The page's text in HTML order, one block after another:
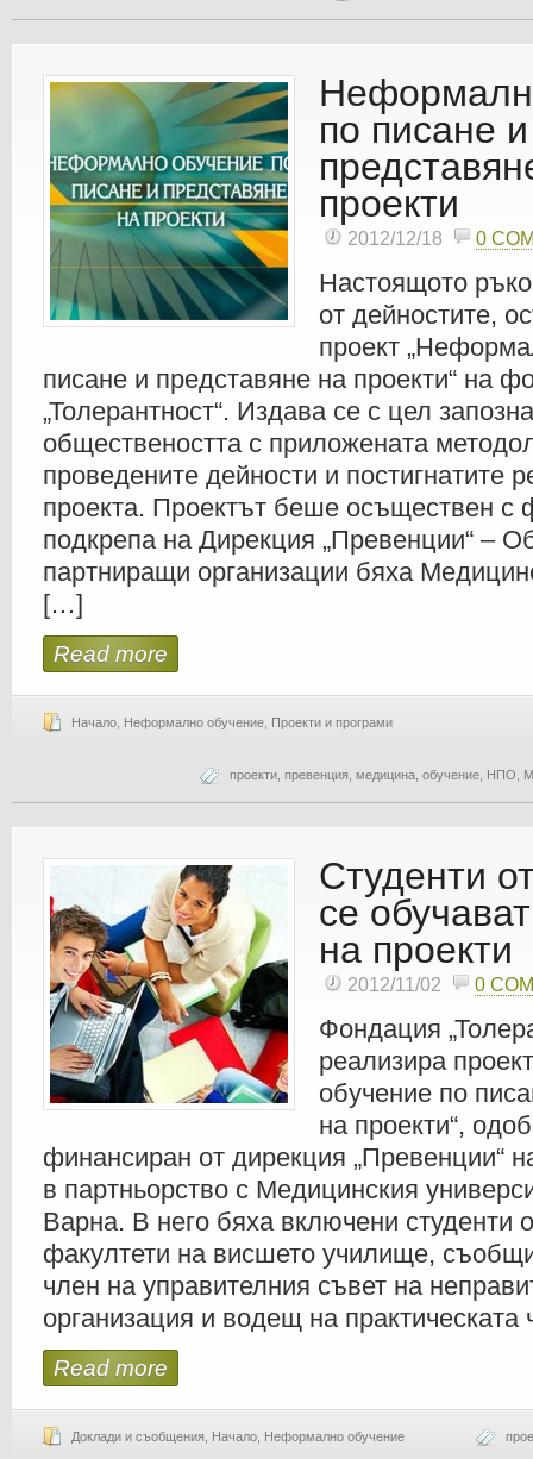
по писане и
проекти
2012/12/18 0
Настоящото
от дейностите,
проект
писане и представяне на проекти“ на
„Толерантност“. Издава се с цел
обществеността с приложената
проведените дейности и постигнатите
проекта. Проектът беше осъществен с
подкрепа на Дирекция „Превенции“ –
партниращи организации бяха
[…]
Read more
Начало Неформално обучение Проекти и програми
проекти превенция медицина обучение НПО
Студенти
се
на проекти
2012/11/02 0
Фондация
реализира
обучение по
на проекти“,
финансиран от дирекция „Превенции“
в партньорство с Медицинския
Варна. В него бяха включени студенти
факултети на висшето училище,
член на управителния съвет на
организация и водещ на практическата
Read more
Доклади и съобщения Начало Неформално обучение